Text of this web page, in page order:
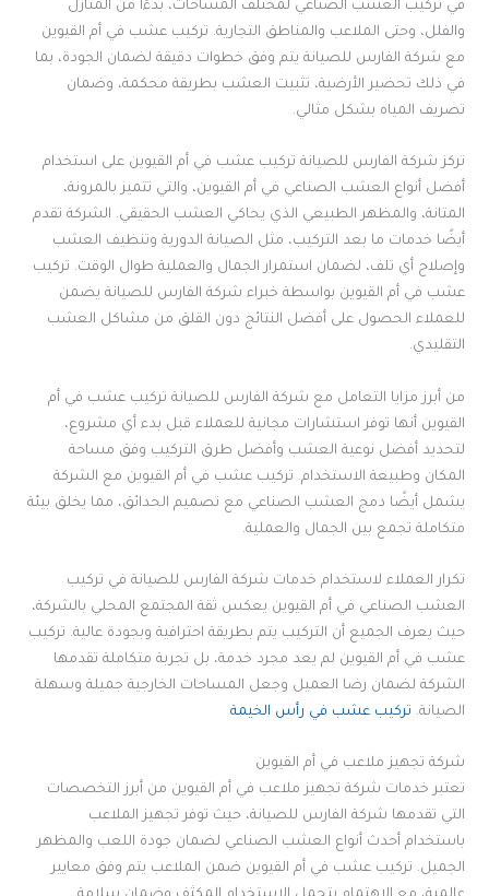
في تركيب العشب الصناعي لمختلف المساحات، بدءًا من المنازل
والفلل، وحتى الملاعب والمناطق التجارية. تركيب عشب في أم القيوين
مع شركة الفارس للصيانة يتم وفق خطوات دقيقة لضمان الجودة، بما
في ذلك تحضير الأرضية، تثبيت العشب بطريقة محكمة، وضمان
تصريف المياه بشكل مثالي.
تركز شركة الفارس للصيانة تركيب عشب في أم القيوين على استخدام
أفضل أنواع العشب الصناعي في أم القيوين، والتي تتميز بالمرونة،
المتانة، والمظهر الطبيعي الذي يحاكي العشب الحقيقي. الشركة تقدم
أيضًا خدمات ما بعد التركيب، مثل الصيانة الدورية وتنظيف العشب
وإصلاح أي تلف، لضمان استمرار الجمال والعملية طوال الوقت. تركيب
عشب في أم القيوين بواسطة خبراء شركة الفارس للصيانة يضمن
للعملاء الحصول على أفضل النتائج دون القلق من مشاكل العشب
التقليدي.
من أبرز مزايا التعامل مع شركة الفارس للصيانة تركيب عشب في أم
القيوين أنها توفر استشارات مجانية للعملاء قبل بدء أي مشروع،
لتحديد أفضل نوعية العشب وأفضل طرق التركيب وفق مساحة
المكان وطبيعة الاستخدام. تركيب عشب في أم القيوين مع الشركة
يشمل أيضًا دمج العشب الصناعي مع تصميم الحدائق، مما يخلق بيئة
متكاملة تجمع بين الجمال والعملية.
تكرار العملاء لاستخدام خدمات شركة الفارس للصيانة في تركيب
العشب الصناعي في أم القيوين يعكس ثقة المجتمع المحلي بالشركة،
حيث يعرف الجميع أن التركيب يتم بطريقة احترافية وبجودة عالية. تركيب
عشب في أم القيوين لم يعد مجرد خدمة، بل تجربة متكاملة تقدمها
الشركة لضمان رضا العميل وجعل المساحات الخارجية جميلة وسهلة
الصيانة. تركيب عشب في رأس الخيمة
شركة تجهيز ملاعب في أم القيوين
تعتبر خدمات شركة تجهيز ملاعب في أم القيوين من أبرز التخصصات
التي تقدمها شركة الفارس للصيانة، حيث توفر تجهيز الملاعب
باستخدام أحدث أنواع العشب الصناعي لضمان جودة اللعب والمظهر
الجميل. تركيب عشب في أم القيوين ضمن الملاعب يتم وفق معايير